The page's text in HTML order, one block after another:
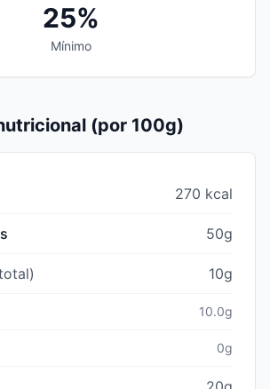
25%
Mínimo
(por 100g)
270 kcal
50g
10g
10.0g
0g